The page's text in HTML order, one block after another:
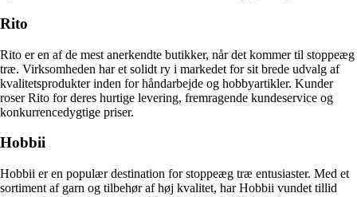
Rito
Rito er en af de mest anerkendte butikker, når det kommer til stoppeæg
træ. Virksomheden har et solidt ry i markedet for sit brede udvalg af
kvalitetsprodukter inden for håndarbejde og hobbyartikler. Kunder
roser Rito for deres hurtige levering, fremragende kundeservice og
konkurrencedygtige priser.
Hobbii
Hobbii er en populær destination for stoppeæg træ entusiaster. Med et
sortiment af garn og tilbehør af høj kvalitet, har Hobbii vundet tillid